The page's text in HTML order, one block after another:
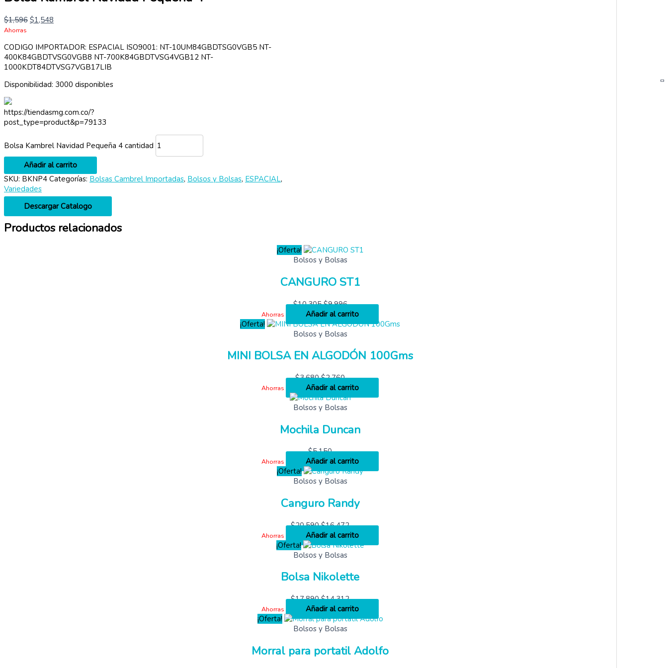
$1,596 $1,548
Ahorras
CODIGO IMPORTADOR: ESPACIAL ISO9001: NT-10UM84GBDTSG0VGB5 NT-
400K84GBDTVSG0VGB8 NT-700K84GBDTVSG4VGB12 NT-
1000KDT84DTVSG7VGB17LIB
Disponibilidad: 3000 disponibles
https://tiendasmg.com.co/?
post_type=product&p=79133
Bolsa Kambrel Navidad Pequeña 4 cantidad
Añadir al carrito
SKU: BKNP4 Categorías: Bolsas Cambrel Importadas, Bolsos y Bolsas, ESPACIAL,
Variedades
Descargar Catalogo
Productos relacionados
¡Oferta!
Bolsos y Bolsas
CANGURO ST1
$10,305 $9,996
Ahorras
Añadir al carrito
¡Oferta!
Bolsos y Bolsas
MINI BOLSA EN ALGODÓN 100Gms
$3,680 $2,760
Ahorras
Añadir al carrito
Bolsos y Bolsas
Mochila Duncan
$5,150
Ahorras
Añadir al carrito
¡Oferta!
Bolsos y Bolsas
Canguro Randy
$20,590 $16,472
Ahorras
Añadir al carrito
¡Oferta!
Bolsos y Bolsas
Bolsa Nikolette
$17,890 $14,312
Ahorras
Añadir al carrito
¡Oferta!
Bolsos y Bolsas
Morral para portatil Adolfo